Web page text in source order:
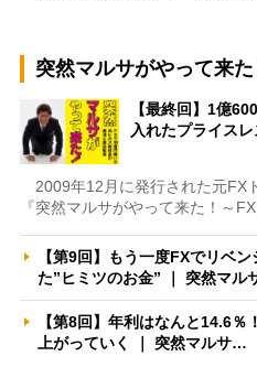
突然マルサがやって来た
【最終回】1億
入れたプライス
2009年12月に発行された元FX
『突然マルサがやって来た！～
【第9回】もう一度FXでリベ
た”ヒミツのお金” ｜ 突然マル
【第8回】年利はなんと14.6
上がっていく ｜ 突然マルサ…